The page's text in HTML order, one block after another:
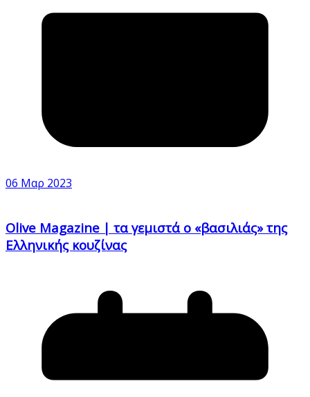
06 Μαρ 2023
Olive Magazine | τα γεμιστά ο «βασιλιάς» της
Ελληνικής κουζίνας